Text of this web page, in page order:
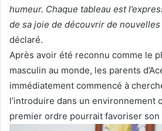
humeur. Chaque tableau est
de sa joie de découvrir de nouvelles
déclaré.
Après avoir été reconnu comme le
masculin au monde, les parents
immédiatement commencé à
l’introduire dans un environnement
premier ordre pourrait favoriser son